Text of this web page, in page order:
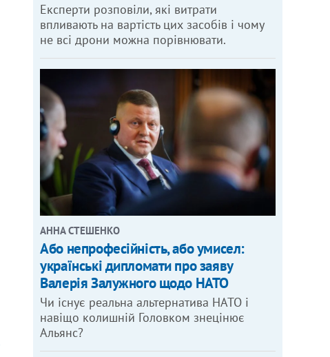
Експерти розповіли, які витрати
впливають на вартість цих засобів і чому
не всі дрони можна порівнювати.
АННА СТЕШЕНКО
Або непрофесійність, або умисел:
українські дипломати про заяву
Валерія Залужного щодо НАТО
Чи існує реальна альтернатива НАТО і
навіщо колишній Головком знецінює
Альянс?